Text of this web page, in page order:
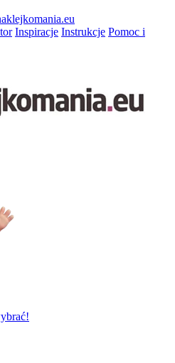
Inspiracje Instrukcje Pomoc i